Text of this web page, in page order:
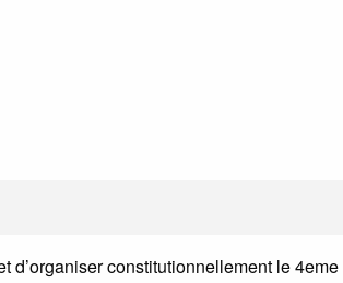
d’organiser constitutionnellement le 4eme